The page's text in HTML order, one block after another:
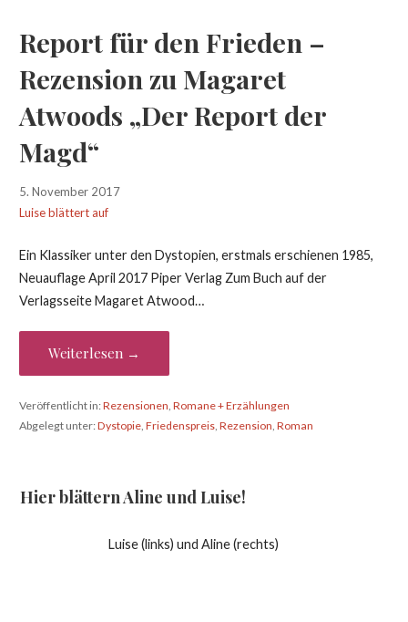
Report für den Frieden –
Rezension zu Magaret
Atwoods „Der Report der
Magd“
5. November 2017
Luise blättert auf
Ein Klassiker unter den Dystopien, erstmals erschienen 1985,
Neuauflage April 2017 Piper Verlag Zum Buch auf der
Verlagsseite Magaret Atwood…
Weiterlesen →
Veröffentlicht in:Rezensionen Romane + Erzählungen
Abgelegt unter:Dystopie, Friedenspreis, Rezension Roman
Hier blättern Aline und Luise!
Luise (links) und Aline (rechts)